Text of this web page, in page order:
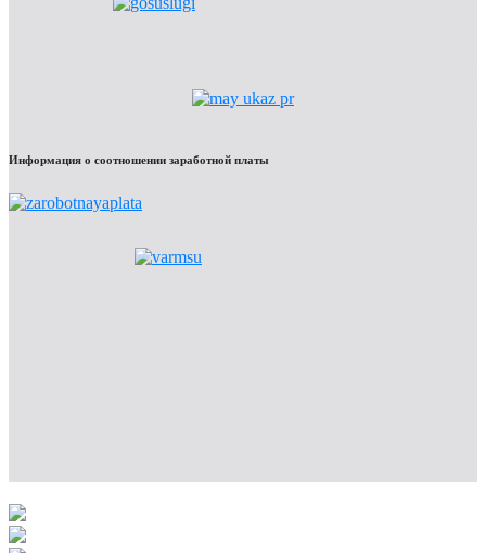
Информация о соотношении заработной платы